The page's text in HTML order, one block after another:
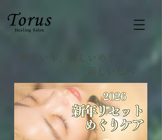
新しい年、新しいめぐり
​ 新しい私へ